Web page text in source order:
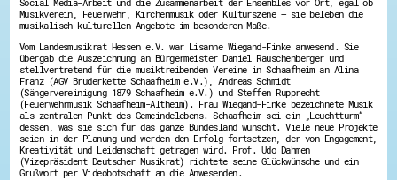
Engagement-Lotsen
Crowdfunding - Viele schaffen mehr
Förderprogramme
Ehrentag
Freiwilligenmanagement
Hessen engagiert - Digitale Themenabende
Kompetenznachweis Hessen
Zeugnisbeiblatt
Service-Learning
Mach dich schlau
Social Media-Arbeit und die Zusammenarbeit der Ensembles vor Ort, egal ob
Musikverein, Feuerwehr, Kirchenmusik oder Kulturszene – sie beleben die
musikalisch kulturellen Angebote im besonderen Maße.
Vom Landesmusikrat Hessen e.V. war Lisanne Wiegand-Finke anwesend. Sie
übergab die Auszeichnung an Bürgermeister Daniel Rauschenberger und
stellvertretend für die musiktreibenden Vereine in Schaafheim an Alina
Franz (AGV Bruderkette Schaafheim e.V.), Andreas Schmidt
(Sängervereinigung 1879 Schaafheim e.V.) und Steffen Rupprecht
(Feuerwehrmusik Schaafheim-Altheim). Frau Wiegand-Finke bezeichnete Musik
als zentralen Punkt des Gemeindelebens. Schaafheim sei ein „Leuchtturm“
dessen, was sie sich für das ganze Bundesland wünscht. Viele neue Projekte
seien in der Planung und werden den Erfolg fortsetzen, der von Engagement,
Kreativität und Leidenschaft getragen wird. Prof. Udo Dahmen
(Vizepräsident Deutscher Musikrat) richtete seine Glückwünsche und ein
Grußwort per Videobotschaft an die Anwesenden.